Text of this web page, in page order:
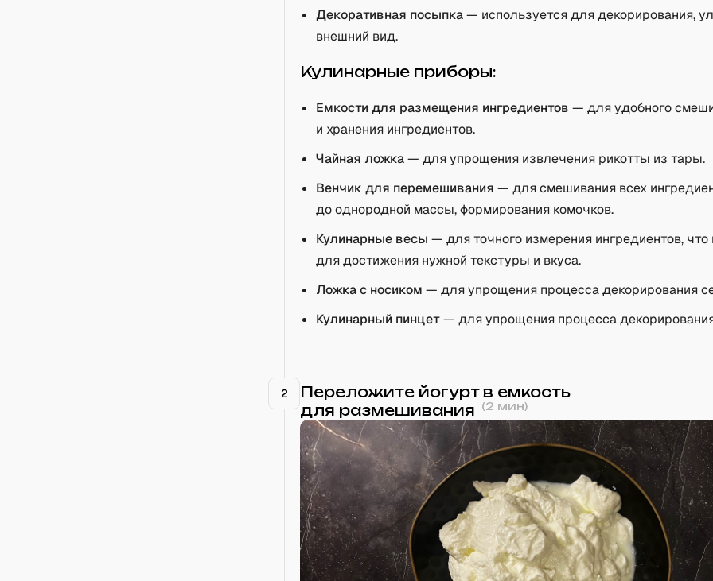
Декоративная посыпка— используется для декорирования,
внешний вид.
Кулинарные приборы:
Емкости для размещения ингредиентов — для удобного
и хранения ингредиентов.
Чайная ложка— для упрощения извлечения рикотты из тары.
Венчик для перемешивания — для смешивания всех
до однородной массы, формирования комочков.
Кулинарные весы — для точного измерения ингредиентов,
для достижения нужной текстуры и вкуса.
Ложка с носиком — для упрощения процесса декорирования
Кулинарный пинцет— для упрощения процесса
2
Переложите йогурт в емкость
для размешивания (2 мин)